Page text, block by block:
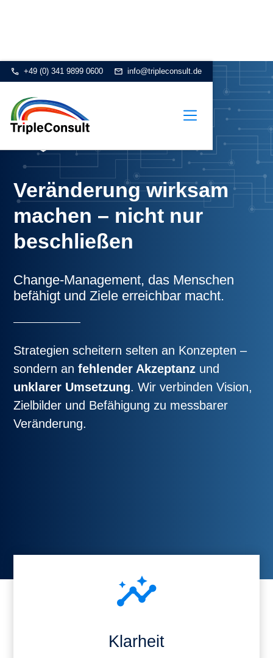
+49 (0) 341 9899 0600 info@tripleconsult.de
Veränderung wirksam
machen – nicht nur
beschließen
Change-Management, das Menschen
befähigt und Ziele erreichbar macht.
Strategien scheitern selten an Konzepten –
sondern anfehlender Akzeptanz und
unklarer Umsetzung. Wir verbinden Vision,
Zielbilder und Befähigung zu messbarer
Veränderung.
Klarheit